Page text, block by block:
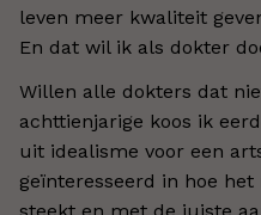
leven meer kwaliteit
En dat wil ik als dokter
Willen alle dokters dat
achttienjarige koos ik
uit idealisme voor een
geïnteresseerd in hoe